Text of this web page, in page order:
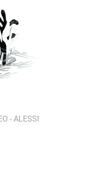
- ALESSI